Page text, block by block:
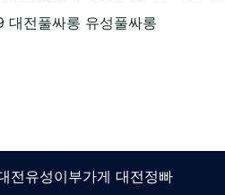
대전풀싸롱 유성풀싸롱
전유성이부가게 대전정빠